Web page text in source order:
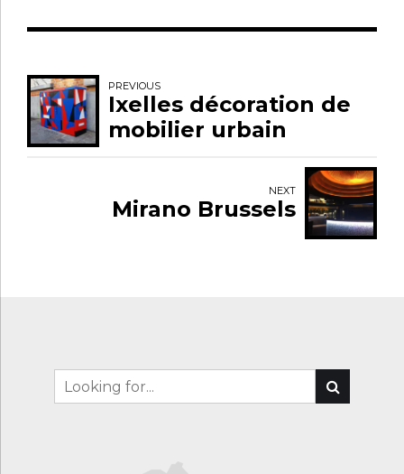
PREVIOUS
Ixelles décoration de
mobilier urbain
NEXT
Mirano Brussels